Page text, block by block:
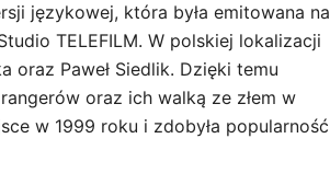
językowej, która była emitowana na
TELEFILM. W polskiej lokalizacji
oraz Paweł Siedlik. Dzięki temu
oraz ich walką ze złem w
w 1999 roku i zdobyła popularność